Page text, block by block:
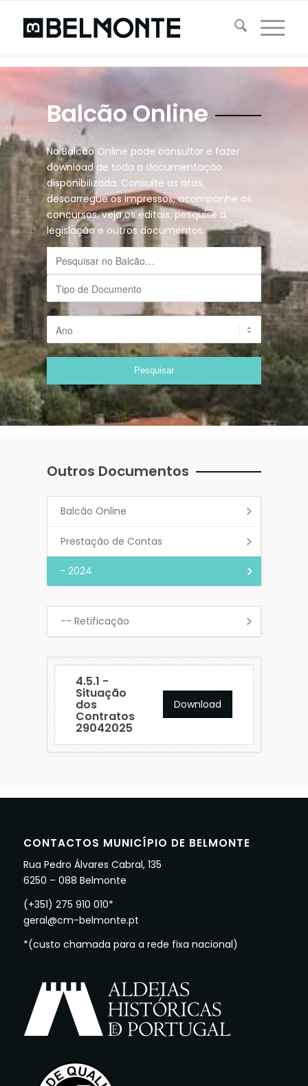
Balcão Online
No Balcão Online pode consultar e fazer
download de toda a documentação
disponibilizada. Consulte as atas,
descarregue os impressos, acompanhe os
concursos, veja os editais, pesquise a
legislação e outros documentos.
Outros Documentos
Balcão Online
Prestação de Contas
- 2024
-- Retificação
4.5.1 -
Situação
dos
Contratos
29042025
Download
CONTACTOS MUNICÍPIO DE BELMONTE
Rua Pedro Álvares Cabral, 135
6250 – 088 Belmonte
(+351) 275 910 010*
geral@cm-belmonte.pt
*(custo chamada para a rede fixa nacional)